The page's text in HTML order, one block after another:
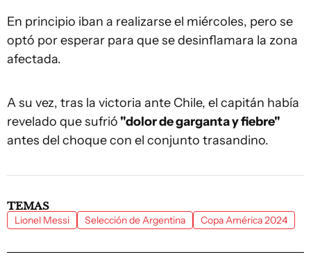
En principio iban a realizarse el miércoles, pero se
optó por esperar para que se desinflamara la zona
afectada.
A su vez, tras la victoria ante Chile, el capitán había
revelado que sufrió "dolor de garganta y fiebre"
antes del choque con el conjunto trasandino.
TEMAS
Lionel Messi Selección de Argentina Copa América 2024